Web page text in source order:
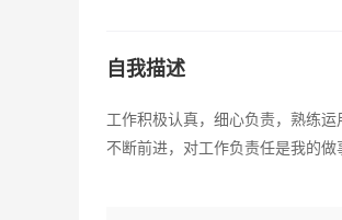
自我描述
工作积极认真，细心负责，熟练
不断前进，对工作负责任是我的